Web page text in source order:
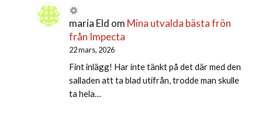
maria Eld om Mina utvalda bästa frön
från Impecta
22 mars, 2026
Fint inlägg! Har inte tänkt på det där med den
salladen att ta blad utifrån, trodde man skulle
ta hela…